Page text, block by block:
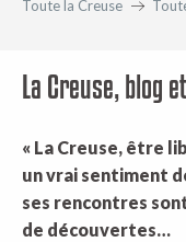
Toute la Creuse
La Creuse, blog
« La Creuse, être
un vrai sentiment
ses rencontres
de découvertes…